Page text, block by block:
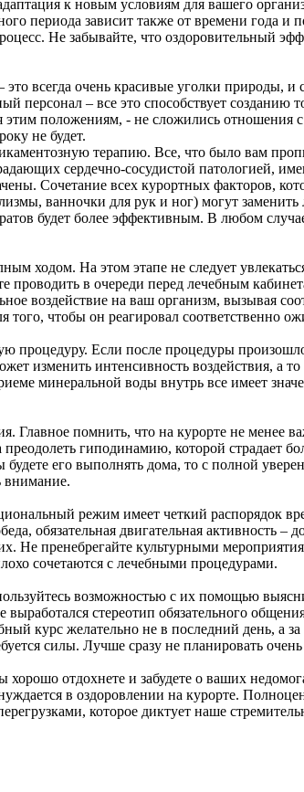
к новым условиям для вашего
периода зависит также от времени года и
Не забывайте, что оздоровительный
всегда очень красивые уголки природы, и
– все это способствует созданию
положениям, - не сложились отношения
не будет.
терапию. Все, что было вам
сердечно-сосудистой патологией,
Сочетание всех курортных факторов,
ванночки для рук и ног) могут
будет более эффективным. В любом
ходом. На этом этапе не следует
в очереди перед лечебным
воздействие на ваш организм, вызывая
чтобы он реагировал соответственно
процедуру. Если после процедуры
изменить интенсивность воздействия, а
минеральной воды внутрь все имеет
помнить, что на курорте не менее
гиподинамию, которой страдает
его выполнять дома, то с полной
внимание.
режим имеет четкий распорядок
обязательная двигательная активность –
пренебрегайте культурными
сочетаются с лечебными процедурами.
возможностью с их помощью
стереотип обязательного
курс желательно не в последний день, а за
силы. Лучше сразу не планировать
отдохнете и забудете о ваших
в оздоровлении на курорте.
которое диктует наше